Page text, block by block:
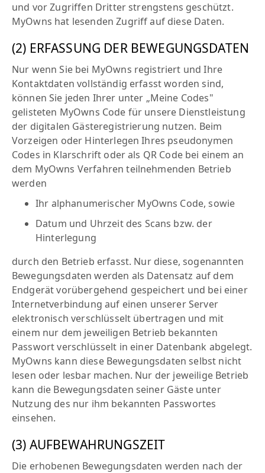
und vor Zugriffen Dritter strengstens geschützt.
MyOwns hat lesenden Zugriff auf diese Daten.
(2) ERFASSUNG DER BEWEGUNGSDATEN
Nur wenn Sie bei MyOwns registriert und Ihre
Kontaktdaten vollständig erfasst worden sind,
können Sie jeden Ihrer unter „Meine Codes"
gelisteten MyOwns Code für unsere Dienstleistung
der digitalen Gästeregistrierung nutzen. Beim
Vorzeigen oder Hinterlegen Ihres pseudonymen
Codes in Klarschrift oder als QR Code bei einem an
dem MyOwns Verfahren teilnehmenden Betrieb
werden
Ihr alphanumerischer MyOwns Code, sowie
Datum und Uhrzeit des Scans bzw. der
Hinterlegung
durch den Betrieb erfasst. Nur diese, sogenannten
Bewegungsdaten werden als Datensatz auf dem
Endgerät vorübergehend gespeichert und bei einer
Internetverbindung auf einen unserer Server
elektronisch verschlüsselt übertragen und mit
einem nur dem jeweiligen Betrieb bekannten
Passwort verschlüsselt in einer Datenbank abgelegt.
MyOwns kann diese Bewegungsdaten selbst nicht
lesen oder lesbar machen. Nur der jeweilige Betrieb
kann die Bewegungsdaten seiner Gäste unter
Nutzung des nur ihm bekannten Passwortes
einsehen.
(3) AUFBEWAHRUNGSZEIT
Die erhobenen Bewegungsdaten werden nach der